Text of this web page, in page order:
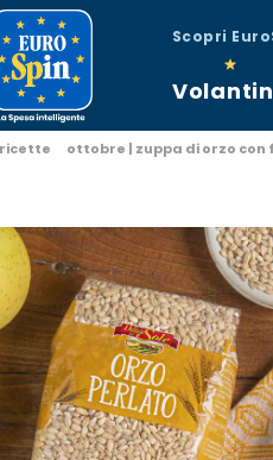
Scopri
ricette ottobre | zuppa di orzo con